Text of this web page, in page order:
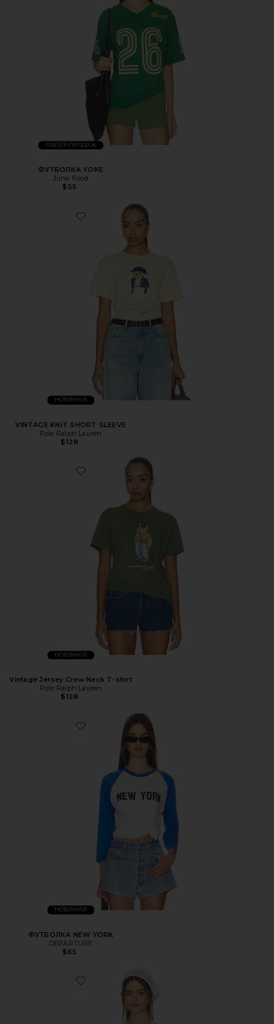
ЛИДЕР ПРОДАЖ
ФУТБОЛКА YOKE
Junk Food
$55
НОВИНКИ
VINTAGE KNIT SHORT SLEEVE
Polo Ralph Lauren
$128
НОВИНКИ
Vintage Jersey Crew Neck T-shirt
Polo Ralph Lauren
$128
НОВИНКИ
ФУТБОЛКА NEW YORK
DEPARTURE
$65